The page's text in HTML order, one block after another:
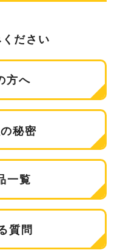
ださい
方へ
秘密
一覧
質問